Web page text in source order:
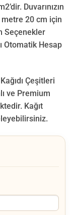
Duvarınızın
20 cm için
Seçenekler
Otomatik Hesap
Çeşitleri
ve Premium
Kağıt